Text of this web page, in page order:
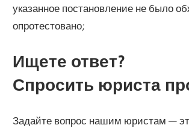
указанное постановление не было
опротестовано;
Ищете ответ?
Спросить юриста
Задайте вопрос нашим юристам —